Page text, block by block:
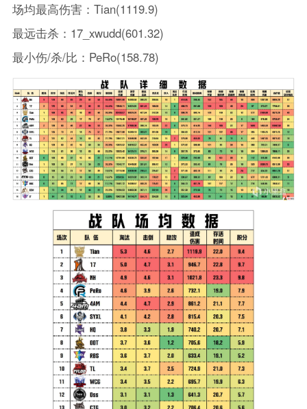
场均最高伤害：Tian(1119.9)
最远击杀：17_xwudd(601.32)
最小伤/杀/比：PeRo(158.78)